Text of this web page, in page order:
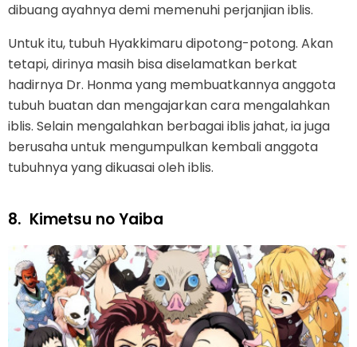
dibuang ayahnya demi memenuhi perjanjian iblis.
Untuk itu, tubuh Hyakkimaru dipotong-potong. Akan
tetapi, dirinya masih bisa diselamatkan berkat
hadirnya Dr. Honma yang membuatkannya anggota
tubuh buatan dan mengajarkan cara mengalahkan
iblis. Selain mengalahkan berbagai iblis jahat, ia juga
berusaha untuk mengumpulkan kembali anggota
tubuhnya yang dikuasai oleh iblis.
8. Kimetsu no Yaiba